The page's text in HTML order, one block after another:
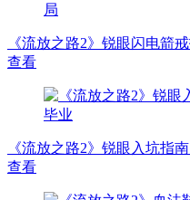
《流放之路2》锐眼闪电箭
查看
《流放之路2》锐眼入坑指
查看